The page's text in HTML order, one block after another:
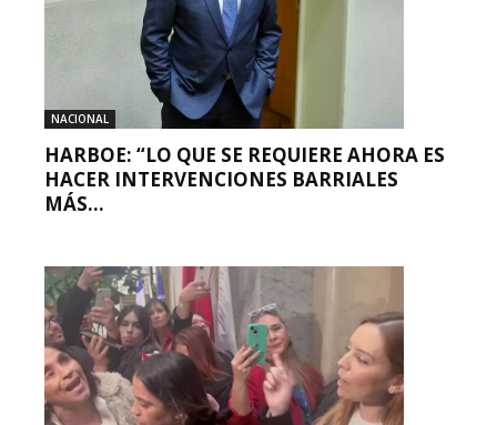
NACIONAL
HARBOE: “LO QUE SE REQUIERE AHORA ES
HACER INTERVENCIONES BARRIALES
MÁS...